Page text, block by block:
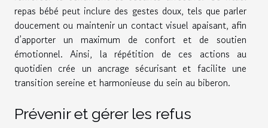
repas bébé peut inclure des gestes doux, tels que parler
doucement ou maintenir un contact visuel apaisant, afin
d’apporter un maximum de confort et de soutien
émotionnel. Ainsi, la répétition de ces actions au
quotidien crée un ancrage sécurisant et facilite une
transition sereine et harmonieuse du sein au biberon.
Prévenir et gérer les refus